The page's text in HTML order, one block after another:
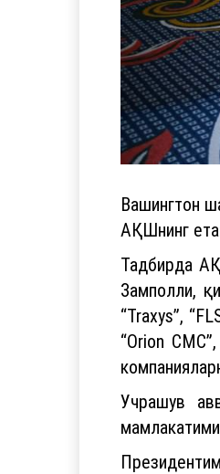
Вашингтон
АҚШнинг
Тадбирда
Замполли,
“Traxys”,
“Orion
Учрашув